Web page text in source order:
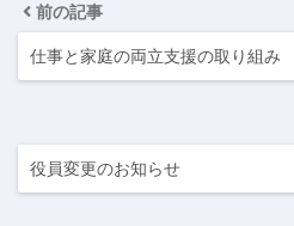
前の記事
仕事と家庭の両立支援の取り組み
役員変更のお知らせ